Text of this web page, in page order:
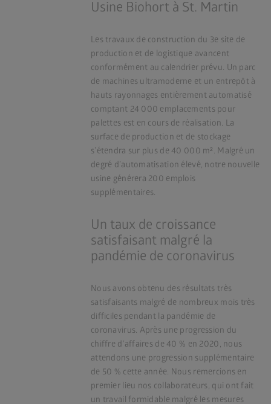
Usine Biohort à St. Martin
Les travaux de construction du 3e site de
production et de logistique avancent
conformément au calendrier prévu. Un parc
de machines ultramoderne et un entrepôt à
hauts rayonnages entièrement automatisé
comptant 24 000 emplacements pour
palettes est en cours de réalisation. La
surface de production et de stockage
s’étendra sur plus de 40 000 m². Malgré un
degré d’automatisation élevé, notre nouvelle
usine générera 200 emplois
supplémentaires.
Un taux de croissance
satisfaisant malgré la
pandémie de coronavirus
Nous avons obtenu des résultats très
satisfaisants malgré de nombreux mois très
difficiles pendant la pandémie de
coronavirus. Après une progression du
chiffre d’affaires de 40 % en 2020, nous
attendons une progression supplémentaire
de 50 % cette année. Nous remercions en
premier lieu nos collaborateurs, qui ont fait
un travail formidable malgré les mesures